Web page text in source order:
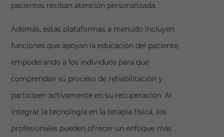
pacientes reciban atención personalizada.
Además, estas plataformas a menudo incluyen
funciones que apoyan la educación del paciente,
empoderando a los individuos para que
comprendan su proceso de rehabilitación y
participen activamente en su recuperación. Al
integrar la tecnología en la terapia física, los
profesionales pueden ofrecer un enfoque más